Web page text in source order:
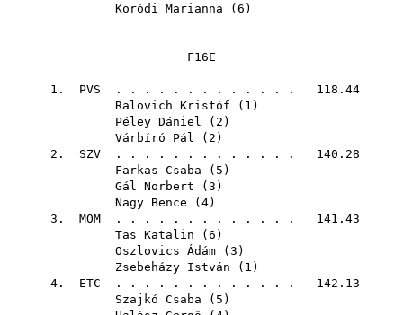
Koródi Marianna ( 6 )
F16E
--------------------------------------------
1. PVS . . . . . . . . . . . . . 118.44
Ralovich Kristóf ( 1 )
Péley Dániel ( 2 )
Várbíró Pál ( 2 )
2. SZV . . . . . . . . . . . . . 140.28
Farkas Csaba ( 5 )
Gál Norbert ( 3 )
Nagy Bence ( 4)
3. MOM . . . . . . . . . . . . . 141.43
Tas Katalin ( 6 )
Oszlovics Ádám ( 3 )
Zsebeházy István ( 1 )
4. ETC . . . . . . . . . . . . . 142.13
Szajkó Csaba ( 5 )